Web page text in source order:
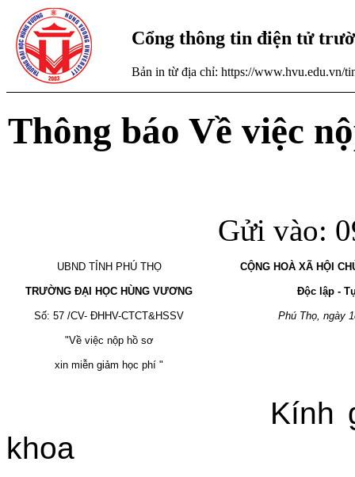
Cổng thông tin điện tử
Bản in từ địa chỉ: https://www.hvu.edu.vn/
Thông báo Về việc
Gửi vào:
UBND TỈNH PHÚ THỌ
TRƯỜNG ĐẠI HỌC HÙNG VƯƠNG
Số: 57 /CV- ĐHHV-CTCT&HSSV
"Về việc nộp hồ sơ
xin miễn giảm học phí"
CỘNG HOÀ XÃ HỘI
Độc lập - Tự do
Phú Thọ, ngày 18
Kính gửi:
khoa